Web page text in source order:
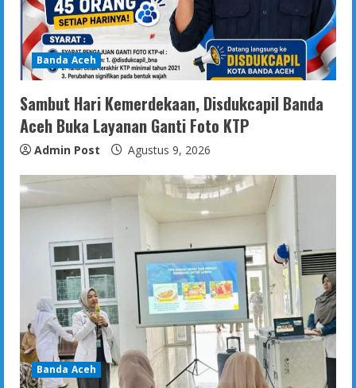
Banda Aceh
Sambut Hari Kemerdekaan, Disdukcapil Banda
Aceh Buka Layanan Ganti Foto KTP
Admin Post Agustus 9, 2026
Banda Aceh